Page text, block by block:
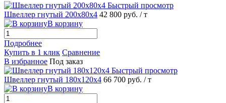
Быстрый просмотр
Швеллер гнутый 200х80х4 42 800 руб. / т
В корзину
Подробнее
Купить в 1 клик Сравнение
В избранное Под заказ
Быстрый просмотр
Швеллер гнутый 180х120х4 66 700 руб. / т
В корзину